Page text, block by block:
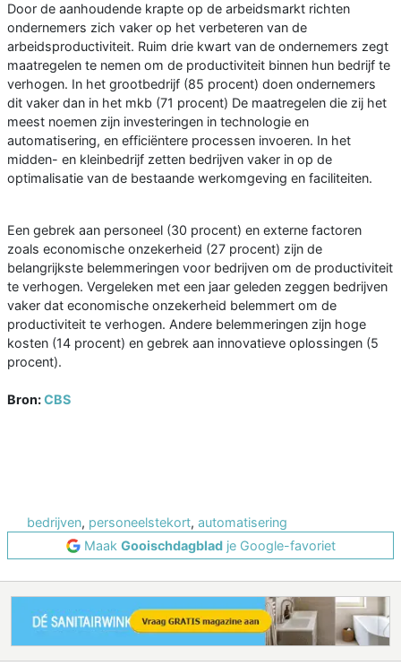
Door de aanhoudende krapte op de arbeidsmarkt richten
ondernemers zich vaker op het verbeteren van de
arbeidsproductiviteit. Ruim drie kwart van de ondernemers zegt
maatregelen te nemen om de productiviteit binnen hun bedrijf te
verhogen. In het grootbedrijf (85 procent) doen ondernemers
dit vaker dan in het mkb (71 procent) De maatregelen die zij het
meest noemen zijn investeringen in technologie en
automatisering, en efficiëntere processen invoeren. In het
midden- en kleinbedrijf zetten bedrijven vaker in op de
optimalisatie van de bestaande werkomgeving en faciliteiten.
Een gebrek aan personeel (30 procent) en externe factoren
zoals economische onzekerheid (27 procent) zijn de
belangrijkste belemmeringen voor bedrijven om de productiviteit
te verhogen. Vergeleken met een jaar geleden zeggen bedrijven
vaker dat economische onzekerheid belemmert om de
productiviteit te verhogen. Andere belemmeringen zijn hoge
kosten (14 procent) en gebrek aan innovatieve oplossingen (5
procent).
Bron:CBS
bedrijven, personeelstekort, automatisering
Maak Gooischdagbladje Google-favoriet